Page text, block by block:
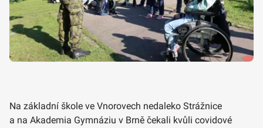
Na základní škole ve Vnorovech nedaleko Strážnice
a na Akademia Gymnáziu v Brně čekali kvůli covidové